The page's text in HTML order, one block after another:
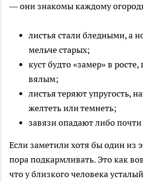
— они знакомы каждому
листья стали бледными, а
мельче старых;
куст будто «замер» в
вялым;
листья теряют упругость,
желтеть или темнеть;
завязи опадают либо
Если заметили хотя бы один из
пора подкармливать. Это как
что у близкого человека